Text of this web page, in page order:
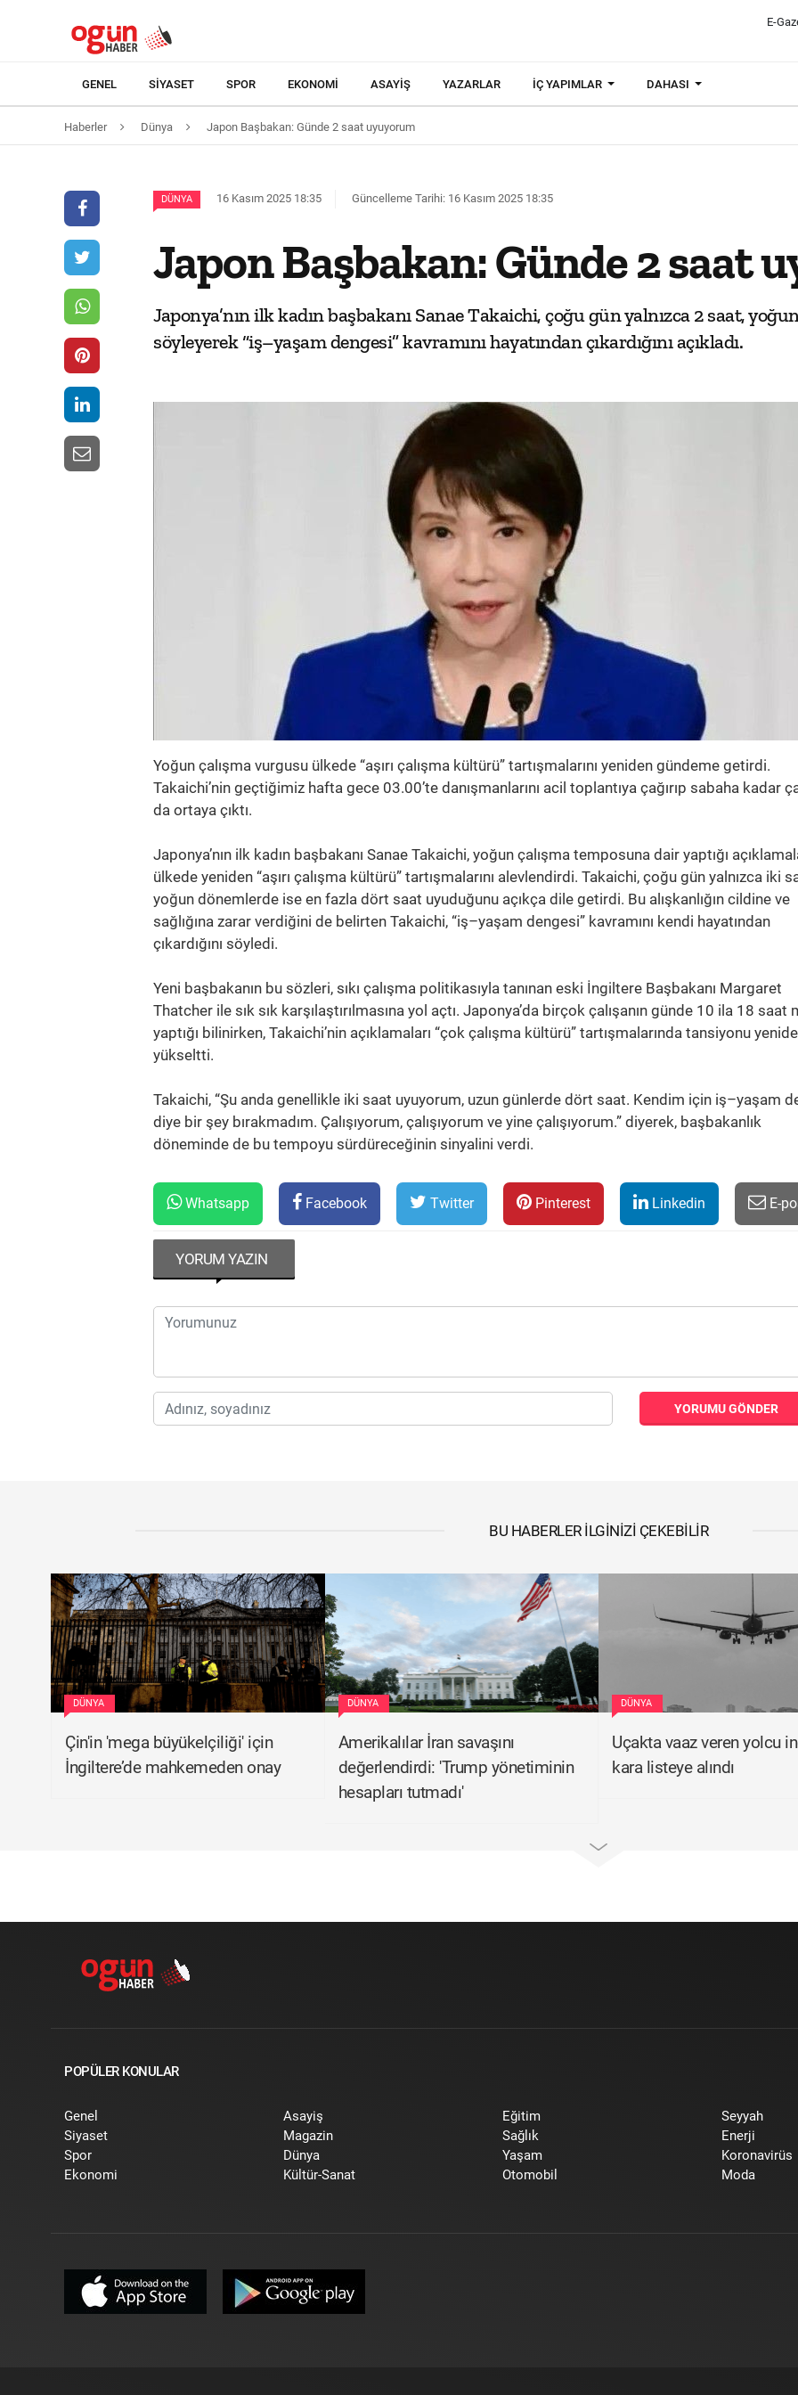
E-
GENEL SIYASET SPOR EKONOMI ASAYIŞ YAZARLAR İÇ YAPIMLAR DAHASI
Haberler Dünya Japon Başbakan: Günde 2 saat uyuyorum
DÜNYA 16 Kasım 2025 18:35 Güncelleme Tarihi: 16 Kasım 2025 18:35
Japon Başbakan: Günde 2 saat
Japonya’nın ilk kadın başbakanı Sanae Takaichi, çoğu gün yalnızca 2 saat,
söyleyerek “iş–yaşam dengesi” kavramını hayatından çıkardığını açıkladı.
Yoğun çalışma vurgusu ülkede “aşırı çalışma kültürü” tartışmalarını yeniden gündeme getirdi.
Takaichi’nin geçtiğimiz hafta gece 03.00’te danışmanlarını acil toplantıya çağırıp sabaha kadar
da ortaya çıktı.
Japonya’nın ilk kadın başbakanı Sanae Takaichi, yoğun çalışma temposuna dair yaptığı
ülkede yeniden “aşırı çalışma kültürü” tartışmalarını alevlendirdi. Takaichi, çoğu gün yalnızca iki
yoğun dönemlerde ise en fazla dört saat uyuduğunu açıkça dile getirdi. Bu alışkanlığın cildine ve
sağlığına zarar verdiğini de belirten Takaichi, “iş–yaşam dengesi” kavramını kendi hayatından
çıkardığını söyledi.
Yeni başbakanın bu sözleri, sıkı çalışma politikasıyla tanınan eski İngiltere Başbakanı Margaret
Thatcher ile sık sık karşılaştırılmasına yol açtı. Japonya’da birçok çalışanın günde 10 ila 18 saat
yaptığı bilinirken, Takaichi’nin açıklamaları “çok çalışma kültürü” tartışmalarında tansiyonu
yükseltti.
Takaichi, “Şu anda genellikle iki saat uyuyorum, uzun günlerde dört saat. Kendim için iş–yaşam
diye bir şey bırakmadım. Çalışıyorum, çalışıyorum ve yine çalışıyorum.” diyerek, başbakanlık
döneminde de bu tempoyu sürdüreceğinin sinyalini verdi.
Whatsapp Facebook Twitter Pinterest Linkedin E-
YORUM YAZIN
YORUMU GÖNDER
BU HABERLER İLGINIZI ÇEKEBILIR
DÜNYA
Çin'in 'mega büyükelçiliği' için
İngiltere’de mahkemeden onay
DÜNYA
Amerikalılar İran savaşını
değerlendirdi: 'Trump yönetiminin
hesapları tutmadı'
DÜNYA
Uçakta vaaz veren yolcu
kara listeye alındı
POPÜLER KONULAR
Genel
Siyaset
Spor
Ekonomi
Asayiş
Magazin
Dünya
Kültür-Sanat
Eğitim
Sağlık
Yaşam
Otomobil
Seyyah
Enerji
Koronavirüs
Moda